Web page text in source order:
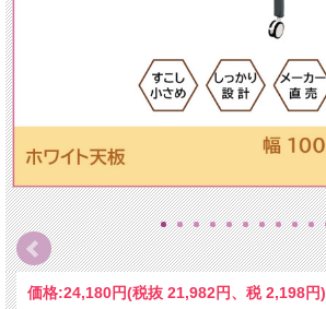
価格:24,180円(税抜 21,982円、税 2,198円)